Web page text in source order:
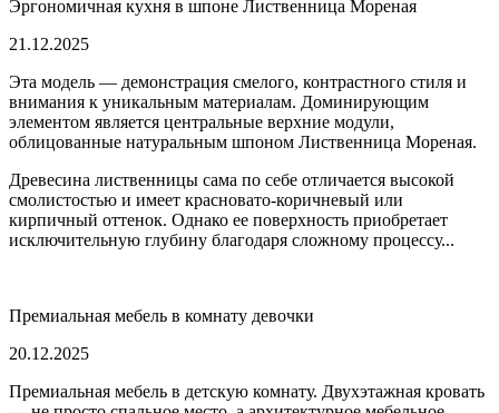
Эргономичная кухня в шпоне Лиственница Мореная
21.12.2025
Эта модель — демонстрация смелого, контрастного стиля и
внимания к уникальным материалам. Доминирующим
элементом является центральные верхние модули,
облицованные натуральным шпоном Лиственница Мореная.
Древесина лиственницы сама по себе отличается высокой
смолистостью и имеет красновато-коричневый или
кирпичный оттенок. Однако ее поверхность приобретает
исключительную глубину благодаря сложному процессу...
Премиальная мебель в комнату девочки
20.12.2025
Премиальная мебель в детскую комнату. Двухэтажная кровать